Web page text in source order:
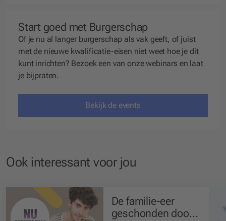
Start goed met Burgerschap
Of je nu al langer burgerschap als vak geeft, of juist
met de nieuwe kwalificatie-eisen niet weet hoe je dit
kunt inrichten? Bezoek een van onze webinars en laat
je bijpraten.
Bekijk de events
Ook interessant voor jou
De familie-eer
geschonden door